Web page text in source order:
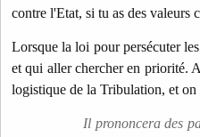
contre l'Etat, si tu as des valeurs
Lorsque la loi pour persécuter
et qui aller chercher en priorité.
logistique de la Tribulation, et
Il prononcera des